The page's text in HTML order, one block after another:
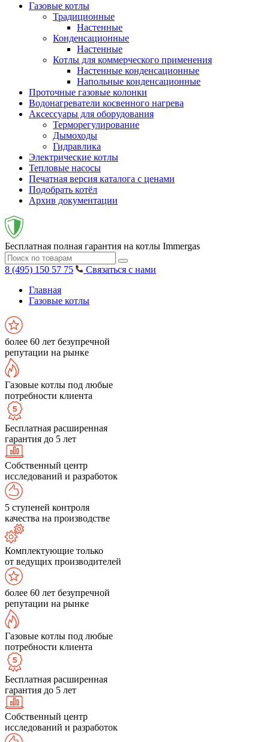
Газовые котлы
Традиционные
Настенные
Конденсационные
Настенные
Котлы для коммерческого применения
Настенные конденсационные
Напольные конденсационные
Проточные газовые колонки
Водонагреватели косвенного нагрева
Аксессуары для оборудования
Терморегулирование
Дымоходы
Гидравлика
Электрические котлы
Тепловые насосы
Печатная версия каталога с ценами
Подобрать котёл
Архив документации
Бесплатная полная гарантия на котлы Immergas
8 (495) 150 57 75
Связаться с нами
Главная
Газовые котлы
более 60 лет безупречной
репутации на рынке
Газовые котлы под любые
потребности клиента
Бесплатная расширенная
гарантия до 5 лет
Собственный центр
исследований и разработок
5 ступеней контроля
качества на производстве
Комплектующие только
от ведущих производителей
более 60 лет безупречной
репутации на рынке
Газовые котлы под любые
потребности клиента
Бесплатная расширенная
гарантия до 5 лет
Собственный центр
исследований и разработок